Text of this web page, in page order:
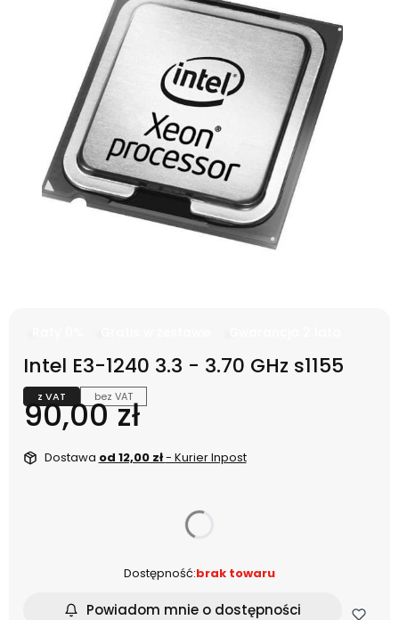
Intel E3-1240 3.3 - 3.70 GHz s1155
z VAT bez VAT
Cena
90,00 zł
Dostawa od 12,00 zł- Kurier Inpost
Dostępność:brak towaru
Powiadom mnie o dostępności